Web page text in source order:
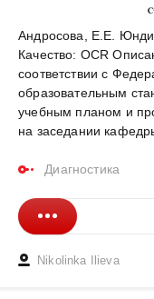
Андросова, Е.Е.
Качество: OCR
соответствии с
образовательным
учебным планом и
на заседании
Диагностика
Nikolinka Ilieva